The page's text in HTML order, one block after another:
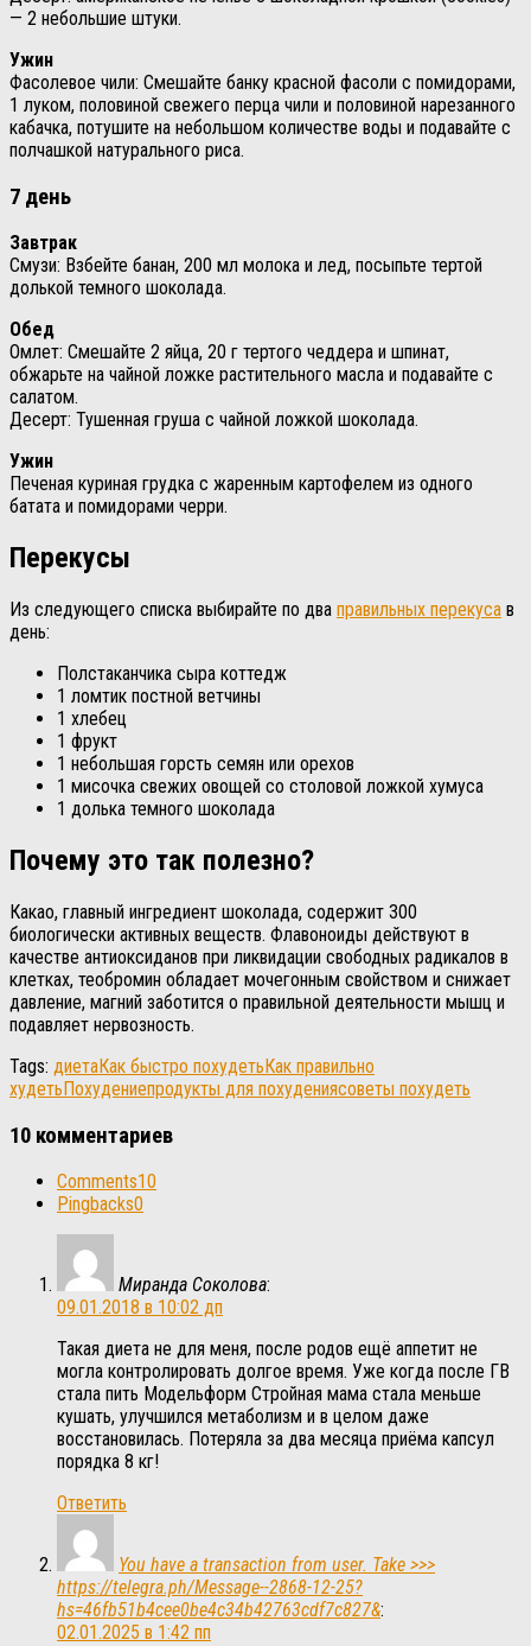
— 2 небольшие штуки.
Ужин
Фасолевое чили: Смешайте банку красной фасоли с помидорами,
1 луком, половиной свежего перца чили и половиной нарезанного
кабачка, потушите на небольшом количестве воды и подавайте с
полчашкой натурального риса.
7 день
Завтрак
Смузи: Взбейте банан, 200 мл молока и лед, посыпьте тертой
долькой темного шоколада.
Обед
Омлет: Смешайте 2 яйца, 20 г тертого чеддера и шпинат,
обжарьте на чайной ложке растительного масла и подавайте с
салатом.
Десерт: Тушенная груша с чайной ложкой шоколада.
Ужин
Печеная куриная грудка с жаренным картофелем из одного
батата и помидорами черри.
Перекусы
Из следующего списка выбирайте по два правильных перекуса в
день:
Полстаканчика сыра коттедж
1 ломтик постной ветчины
1 хлебец
1 фрукт
1 небольшая горсть семян или орехов
1 мисочка свежих овощей со столовой ложкой хумуса
1 долька темного шоколада
Почему это так полезно?
Какао, главный ингредиент шоколада, содержит 300
биологически активных веществ. Флавоноиды действуют в
качестве антиоксиданов при ликвидации свободных радикалов в
клетках, теобромин обладает мочегонным свойством и снижает
давление, магний заботится о правильной деятельности мышц и
подавляет нервозность.
Tags: диетаКак быстро похудетьКак правильно
худетьПохудениепродукты для похудениясоветы похудеть
10 комментариев
Comments10
Pingbacks0
Миранда Соколова:
09.01.2018 в 10:02 дп
Такая диета не для меня, после родов ещё аппетит не
могла контролировать долгое время. Уже когда после ГВ
стала пить Модельформ Стройная мама стала меньше
кушать, улучшился метаболизм и в целом даже
восстановилась. Потеряла за два месяца приёма капсул
порядка 8 кг!
Ответить
You have a transaction from user. Take >>>
https://telegra.ph/Message--2868-12-25?
hs=46fb51b4cee0be4c34b42763cdf7c827&:
02.01.2025 в 1:42 пп